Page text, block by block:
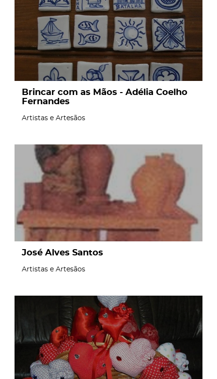
Brincar com as Mãos - Adélia Coelho
Fernandes
Artistas e Artesãos
page
José Alves Santos
Artistas e Artesãos